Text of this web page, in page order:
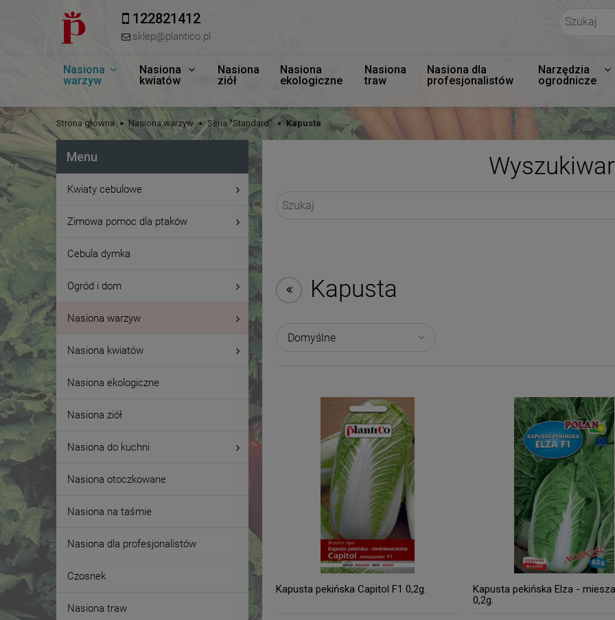
122821412
sklep@plantico.pl
Nasiona
warzyw
Nasiona
kwiatów
Nasiona
ziół
Nasiona
ekologiczne
Nasiona
traw
Nasiona dla
profesjonalistów
Narzędzia
ogrodnicze
Strona główna Nasiona warzyw Seria "Standard" Kapusta
Menu
Kwiaty cebulowe
Zimowa pomoc dla ptaków
Cebula dymka
Ogród i dom
Nasiona warzyw
Nasiona kwiatów
Nasiona ekologiczne
Nasiona ziół
Nasiona do kuchni
Nasiona otoczkowane
Nasiona na taśmie
Nasiona dla profesjonalistów
Czosnek
Nasiona traw
Kapusta
Kapusta pekińska Capitol F1 0,2g.
Kapusta pekińska Elza -
0,2g.